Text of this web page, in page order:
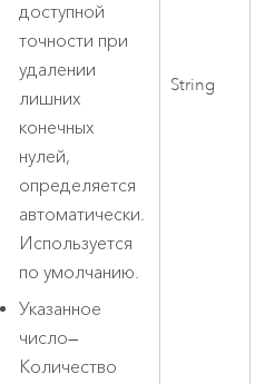
доступной
точности при
удалении
лишних
конечных
нулей,
определяется
автоматически.
Используется
по умолчанию.
Указанное
число—
Количество
String